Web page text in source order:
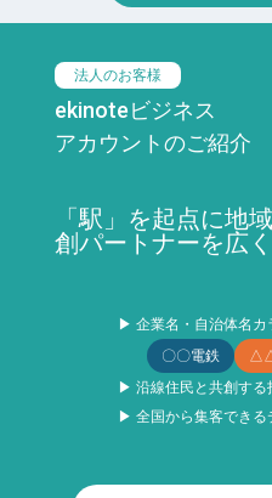
法人のお客様
ekinoteビジネス
アカウントのご紹介
「駅」を起点に地
創パートナーを広
▶ 企業名・自治体名カ
〇〇電鉄
△△
▶ 沿線住民と共創する
▶ 全国から集客できる